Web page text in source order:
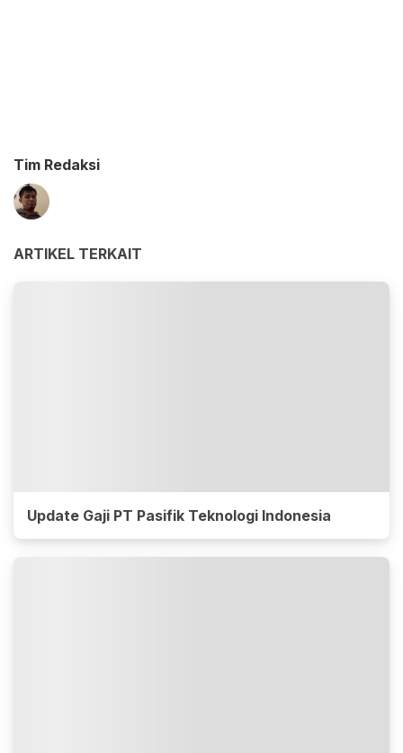
Tim Redaksi
ARTIKEL TERKAIT
Update Gaji PT Pasifik Teknologi Indonesia